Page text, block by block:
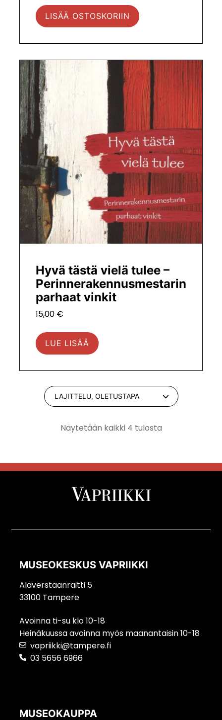
LISÄÄ OSTOSKORIIN
Hyvä tästä vielä tulee –
Perinnerakennusmestarin
parhaat vinkit
15,00 €
LUE LISÄÄ
Näytetään kaikki 4 tulosta
MUSEOKESKUS VAPRIIKKI
Alaverstaanraitti 5
33100 Tampere
Avoinna ti-su klo 10-18
Heinäkuussa avoinna myös maanantaisin 10-18
vapriikki@tampere.fi
03 5656 6966
MUSEOKAUPPA